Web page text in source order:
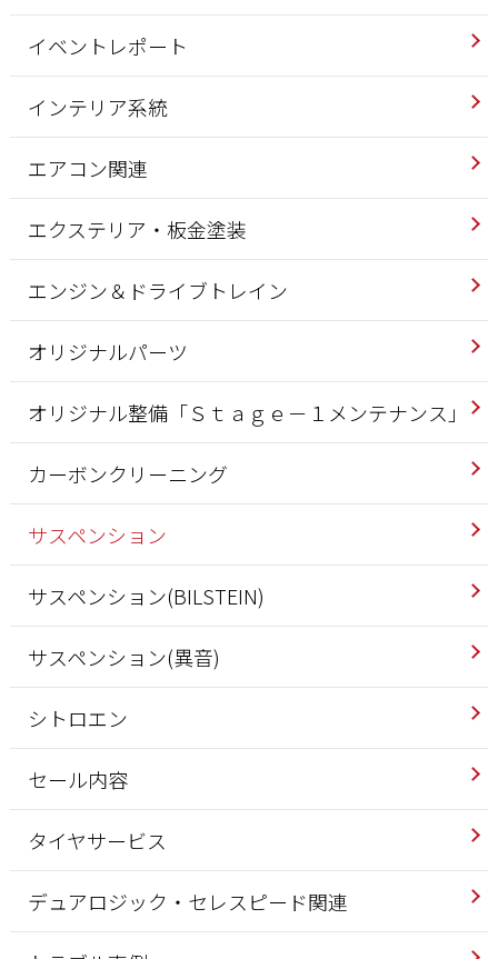
イベントレポート
インテリア系統
エアコン関連
エクステリア・板金塗装
エンジン＆ドライブトレイン
オリジナルパーツ
オリジナル整備「Ｓｔａｇｅ－１メンテナンス」
カーボンクリーニング
サスペンション
サスペンション(BILSTEIN)
サスペンション(異音)
シトロエン
セール内容
タイヤサービス
デュアロジック・セレスピード関連